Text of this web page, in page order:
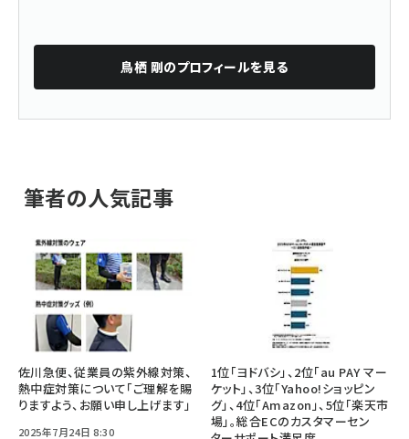
鳥栖 剛のプロフィールを見る
筆者の人気記事
佐川急便、従業員の紫外線対策、
熱中症対策について「ご理解を賜
りますよう、お願い申し上げます」
2025年7月24日 8:30
1位「ヨドバシ」、2位「au PAY マー
ケット」、3位「Yahoo!ショッピン
グ」、4位「Amazon」、5位「楽天市
場」。総合ECのカスタマーセン